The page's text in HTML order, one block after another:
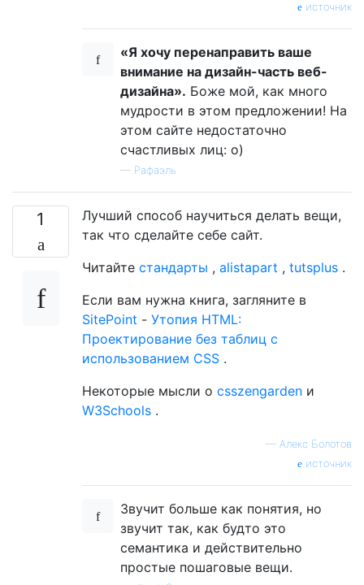
источник
«Я хочу перенаправить ваше
внимание на дизайн-часть веб-
дизайна». Боже мой, как много
мудрости в этом предложении! На
этом сайте недостаточно
счастливых лиц: o)
— Рафаэль
1
Лучший способ научиться делать вещи,
так что сделайте себе сайт.
Читайте стандарты , alistapart , tutsplus .
Если вам нужна книга, загляните в
SitePoint - Утопия HTML:
Проектирование без таблиц с
использованием CSS .
Некоторые мысли о csszengarden и
W3Schools .
— Алекс Болотов
источник
Звучит больше как понятия, но
звучит так, как будто это
семантика и действительно
простые пошаговые вещи.